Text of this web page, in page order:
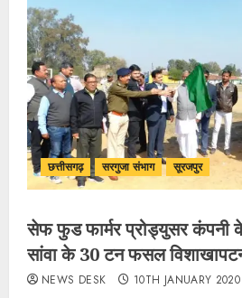
छत्तीसगढ़ सरगुजा संभाग सूरजपुर
सेफ फुड फार्मर प्रोड्युसर कंपनी
सांवा के 30 टन फसल
NEWS DESK 10TH JANUARY 2020